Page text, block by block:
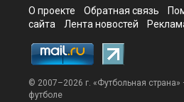
О проекте Обратная связь
сайта
Лента новостей
© 2007–2026 г. «Футбольная страна»
футболе